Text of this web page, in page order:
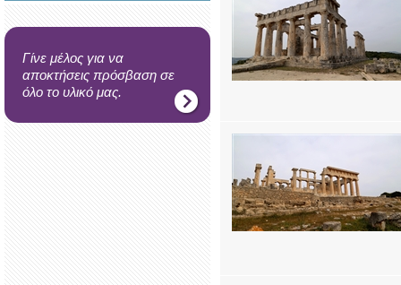
Γίνε μέλος για να
αποκτήσεις πρόσβαση σε
όλο το υλικό μας.